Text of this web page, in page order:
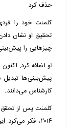
حذف کرد.
کلمنت خود را
تحقیق او نشان
چیز‌هایی را
او اضافه کرد:
پیش‌بینی‌ها
کارشناس می‌دانند.
کلمنت پس از تحقق
۲۰۱۴، فکر